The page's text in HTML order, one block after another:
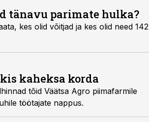
tänavu parimate hulka?
kes olid võitjad ja kes olid need 142
kaheksa korda
tõid Väätsa Agro piimafarmile
töötajate nappus.